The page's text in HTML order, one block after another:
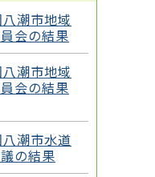
潮市地域
会の結果
潮市地域
会の結果
潮市水道
の結果